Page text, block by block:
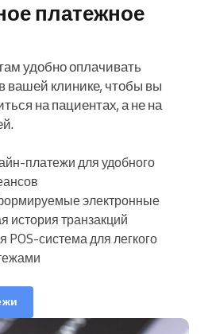
платежное
удобно оплачивать
вашей клинике, чтобы вы
на пациентах, а не на
платежи для удобного
электронные
история транзакций
POS-система для легкого